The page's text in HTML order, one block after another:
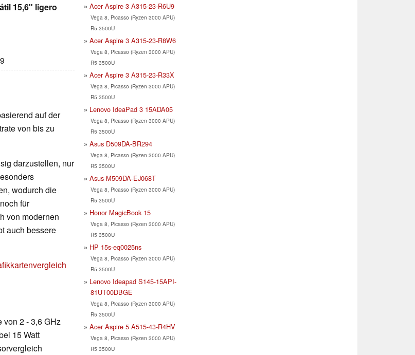
15,6" ligero
auf der
von bis zu
darzustellen, nur
wodurch die
für
von modernen
auch bessere
von 2 - 3,6 GHz
15 Watt
Acer Aspire 3 A315-23-R6U9
Vega 8, Picasso (Ryzen 3000 APU)
R5 3500U
Acer Aspire 3 A315-23-R8W6
Vega 8, Picasso (Ryzen 3000 APU)
R5 3500U
Acer Aspire 3 A315-23-R33X
Vega 8, Picasso (Ryzen 3000 APU)
R5 3500U
Lenovo IdeaPad 3 15ADA05
Vega 8, Picasso (Ryzen 3000 APU)
R5 3500U
Asus D509DA-BR294
Vega 8, Picasso (Ryzen 3000 APU)
R5 3500U
Asus M509DA-EJ068T
Vega 8, Picasso (Ryzen 3000 APU)
R5 3500U
Honor MagicBook 15
Vega 8, Picasso (Ryzen 3000 APU)
R5 3500U
HP 15s-eq0025ns
Vega 8, Picasso (Ryzen 3000 APU)
R5 3500U
Lenovo Ideapad S145-15API-
81UT00DBGE
Vega 8, Picasso (Ryzen 3000 APU)
R5 3500U
Acer Aspire 5 A515-43-R4HV
Vega 8, Picasso (Ryzen 3000 APU)
R5 3500U